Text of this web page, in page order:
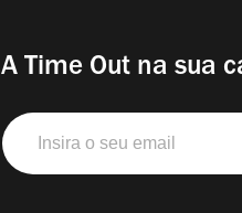
A Time Out na sua
Insira
o
seu